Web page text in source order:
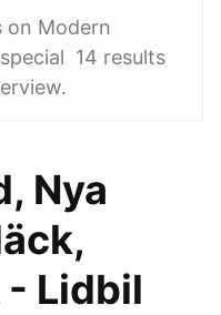
on Modern
14 results
Nya
- Lidbil